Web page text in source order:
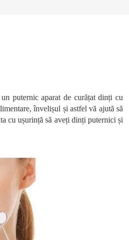
puternic aparat de curățat dinți cu
învelișul și astfel vă ajută să
cu ușurință să aveți dinți puternici și